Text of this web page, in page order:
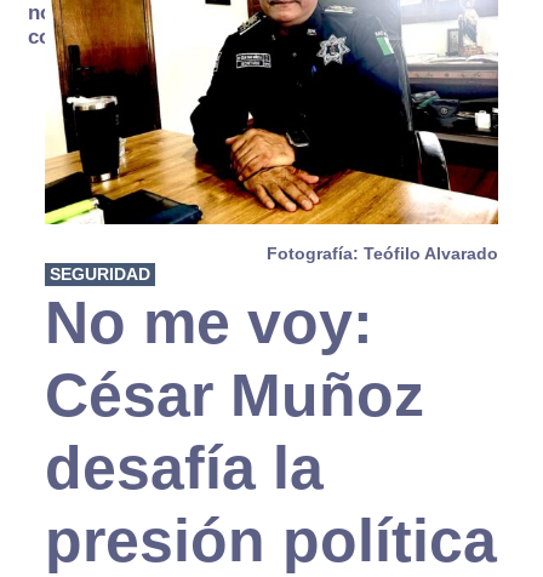
no se
consume
Fotografía: Teófilo Alvarado
SEGURIDAD
No me voy:
César Muñoz
desafía la
presión política